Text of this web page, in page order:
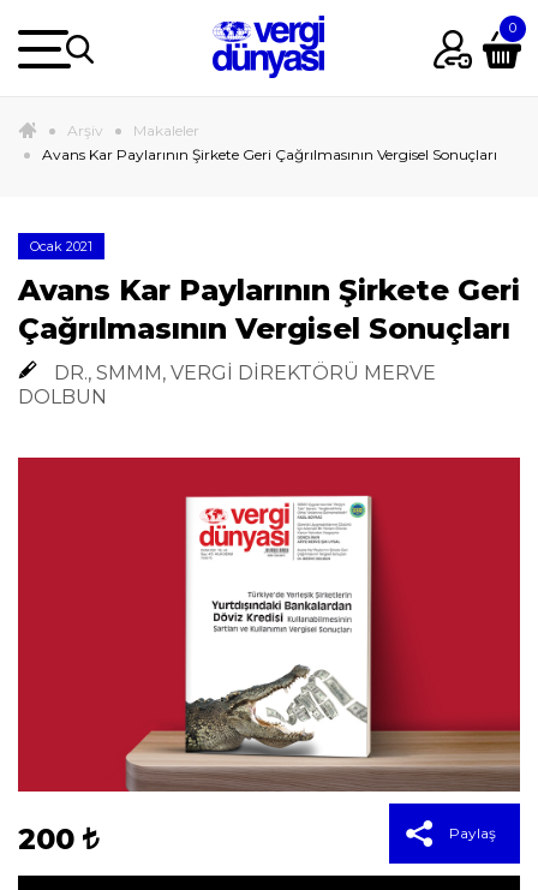
Arşiv
Makaleler
Avans Kar Paylarının Şirkete Geri Çağrılmasının Vergisel Sonuçları
Ocak 2021
Avans Kar Paylarının Şirkete Geri
Çağrılmasının Vergisel Sonuçları
DR., SMMM, VERGİ DİREKTÖRÜ MERVE
DOLBUN
200 Paylaş